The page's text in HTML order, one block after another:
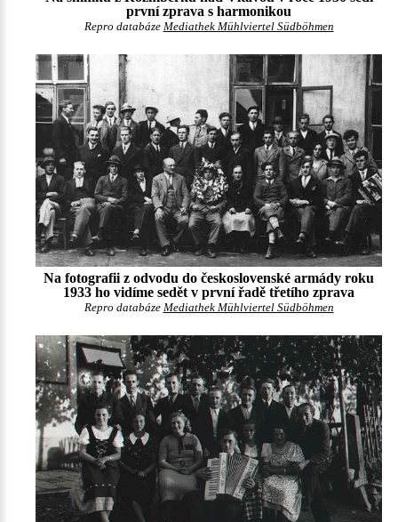
první zprava s harmonikou
Repro databáze Mediathek Mühlviertel Südböhmen
Na fotografii z odvodu do československé armády roku
1933 ho vidíme sedět v první řadě třetího zprava
Repro databáze Mediathek Mühlviertel Südböhmen